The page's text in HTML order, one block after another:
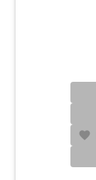
favorite